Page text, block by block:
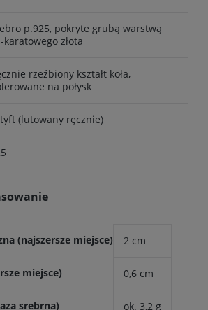
p.925, pokryte grubą warstwą
karatowego złota
rzeźbiony kształt koła,
na połysk
(lutowany ręcznie)
(najszersze miejsce) 2 cm
miejsce) 0,6 cm
srebrna) ok. 3,2 g